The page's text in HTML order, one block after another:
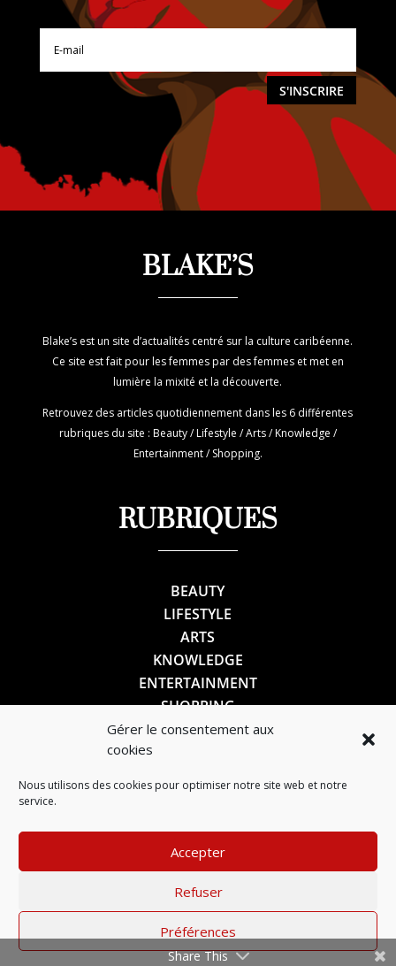
Gérer le consentement aux
cookies
Nous utilisons des cookies pour optimiser notre site web et notre
service.
Accepter
Refuser
Préférences
S'INSCRIRE
BLAKE’S
Blake’s est un site d’actualités centré sur la culture caribéenne.
Ce site est fait pour les femmes par des femmes et met en
lumière la mixité et la découverte.
Retrouvez des articles quotidiennement dans les 6 différentes
rubriques du site : Beauty / Lifestyle / Arts / Knowledge /
Entertainment / Shopping.
RUBRIQUES
BEAUTY
LIFESTYLE
ARTS
KNOWLEDGE
ENTERTAINMENT
SHOPPING
SUIVEZ-NOUS
Mentions légales–Politique de confidentialité
Share This